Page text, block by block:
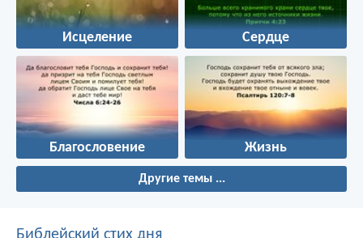
Исцеление Сердце
Благословение Жизнь
Другие темы ...